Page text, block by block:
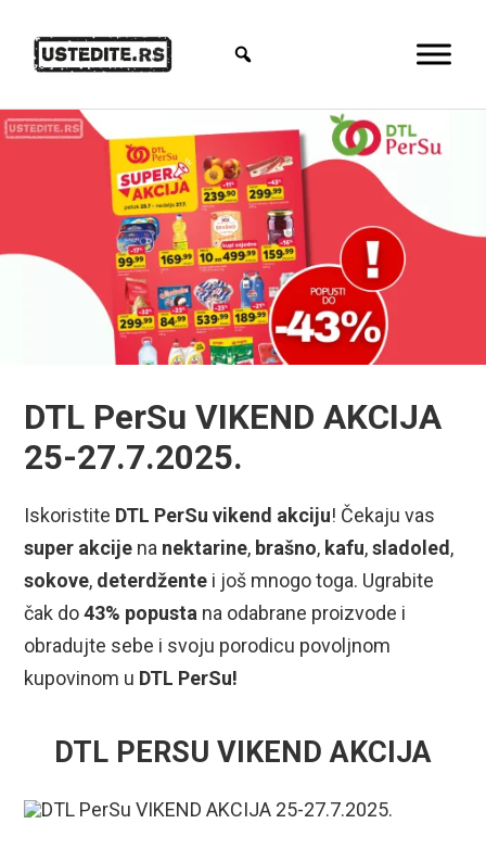
DTL PerSu VIKEND AKCIJA
25-27.7.2025.
Iskoristite DTL PerSu vikend akciju! Čekaju vas
super akcije na nektarine, brašno, kafu,sladoled,
sokove, deterdžente i još mnogo toga. Ugrabite
čak do43% popusta na odabrane proizvode i
obradujte sebe i svoju porodicu povoljnom
kupovinom u DTL PerSu!
DTL PERSU VIKEND AKCIJA